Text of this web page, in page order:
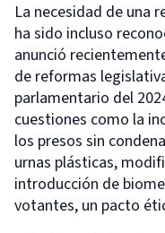
La necesidad de una
ha sido incluso
anunció
de reformas
parlamentario del
cuestiones como la
los presos sin
urnas plásticas,
introducción de
votantes, un pacto